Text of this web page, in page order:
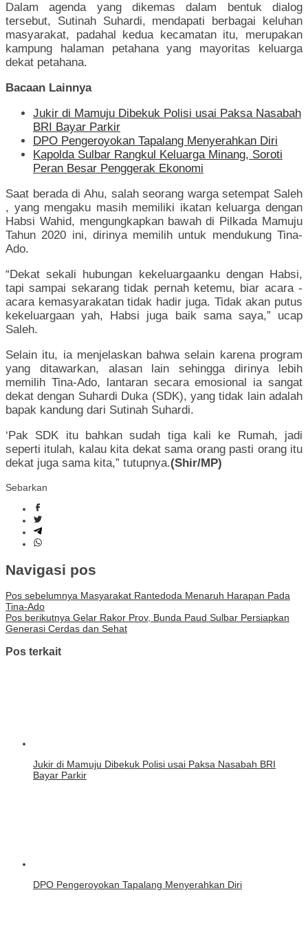
Dalam agenda yang dikemas dalam bentuk dialog
tersebut, Sutinah Suhardi, mendapati berbagai keluhan
masyarakat, padahal kedua kecamatan itu, merupakan
kampung halaman petahana yang mayoritas keluarga
dekat petahana.
Bacaan Lainnya
Jukir di Mamuju Dibekuk Polisi usai Paksa Nasabah
BRI Bayar Parkir
DPO Pengeroyokan Tapalang Menyerahkan Diri
Kapolda Sulbar Rangkul Keluarga Minang, Soroti
Peran Besar Penggerak Ekonomi
Saat berada di Ahu, salah seorang warga setempat Saleh
, yang mengaku masih memiliki ikatan keluarga dengan
Habsi Wahid, mengungkapkan bawah di Pilkada Mamuju
Tahun 2020 ini, dirinya memilih untuk mendukung Tina-
Ado.
“Dekat sekali hubungan kekeluargaanku dengan Habsi,
tapi sampai sekarang tidak pernah ketemu, biar acara -
acara kemasyarakatan tidak hadir juga. Tidak akan putus
kekeluargaan yah, Habsi juga baik sama saya,” ucap
Saleh.
Selain itu, ia menjelaskan bahwa selain karena program
yang ditawarkan, alasan lain sehingga dirinya lebih
memilih Tina-Ado, lantaran secara emosional ia sangat
dekat dengan Suhardi Duka (SDK), yang tidak lain adalah
bapak kandung dari Sutinah Suhardi.
‘Pak SDK itu bahkan sudah tiga kali ke Rumah, jadi
seperti itulah, kalau kita dekat sama orang pasti orang itu
dekat juga sama kita,” tutupnya.(Shir/MP)
Sebarkan
Navigasi pos
Pos sebelumnya Masyarakat Rantedoda Menaruh Harapan Pada
Tina-Ado
Pos berikutnya Gelar Rakor Prov, Bunda Paud Sulbar Persiapkan
Generasi Cerdas dan Sehat
Pos terkait
Jukir di Mamuju Dibekuk Polisi usai Paksa Nasabah BRI
Bayar Parkir
DPO Pengeroyokan Tapalang Menyerahkan Diri